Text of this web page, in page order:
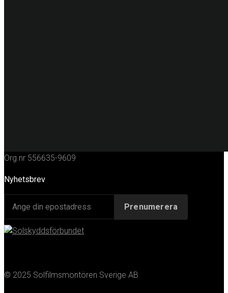
Org.nr 556635-9609
Nyhetsbrev
© 2025 Solfilmsmontören Sverige AB